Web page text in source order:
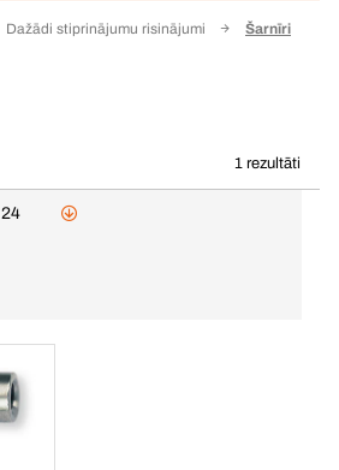
Dažādi stiprinājumu risinājumi Šarnīri
1 rezultāti
24